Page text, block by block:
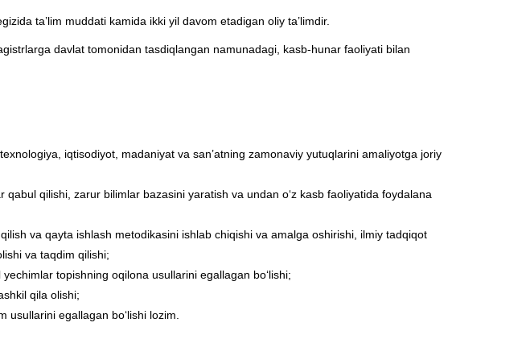
ta’lim muddati kamida ikki yil davom etadigan oliy ta’limdir.
davlat tomonidan tasdiqlangan namunadagi, kasb-hunar faoliyati bilan
iqtisodiyot, madaniyat va san’atning zamonaviy yutuqlarini amaliyotga joriy
qilishi, zarur bilimlar bazasini yaratish va undan o‘z kasb faoliyatida foydalana
va qayta ishlash metodikasini ishlab chiqishi va amalga oshirishi, ilmiy tadqiqot
va taqdim qilishi;
topishning oqilona usullarini egallagan bo‘lishi;
qila olishi;
egallagan bo‘lishi lozim.